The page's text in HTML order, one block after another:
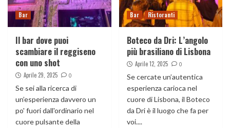
Bar
Il bar dove puoi
scambiare il reggiseno
con uno shot
Aprile 29, 2025 0
Se sei alla ricerca di
un’esperienza davvero un
po' fuori dall'ordinario nel
cuore pulsante della
Bar Ristoranti
Boteco da Dri: L’angolo
più brasiliano di Lisbona
Aprile 12, 2025 0
Se cercate un’autentica
esperienza carioca nel
cuore di Lisbona, il Boteco
da Dri è il luogo che fa per
voi....